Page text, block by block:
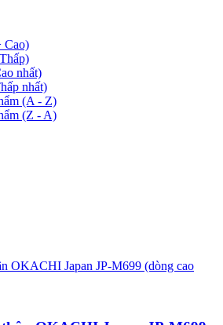
Cao)
nhất)
nhất)
(A - Z)
(Z - A)